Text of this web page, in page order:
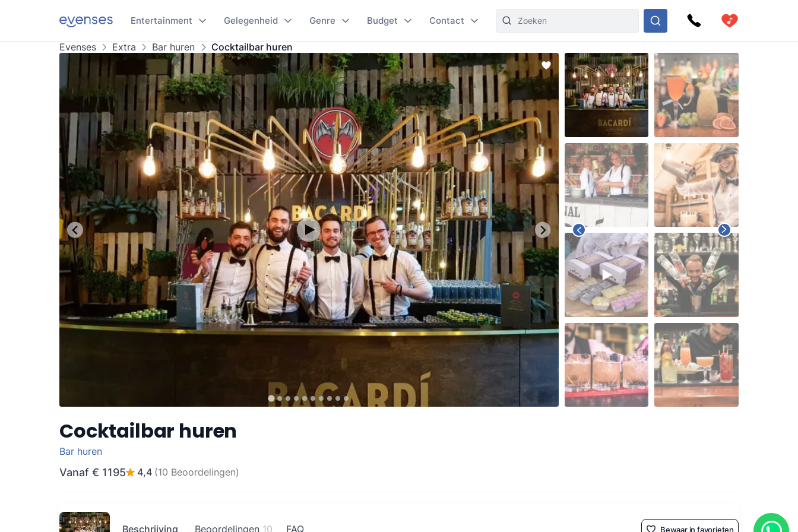
Entertainment Gelegenheid Genre Budget Contact
Evenses Extra Bar huren Cocktailbar huren
Cocktailbar huren
Bar huren
Vanaf € 1195 4,4 (10 Beoordelingen)
Beschrijving Beoordelingen 10 FAQ Bewaar in favorieten